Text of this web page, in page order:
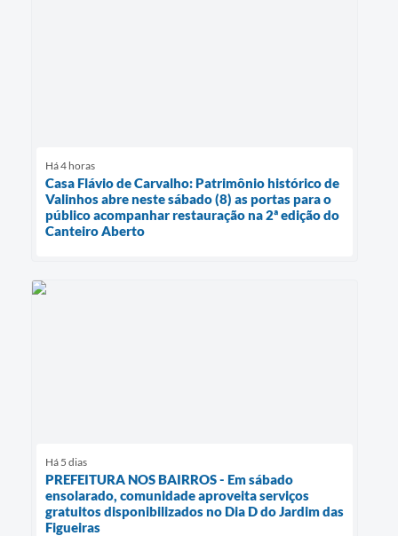
Há 4 horas
Casa Flávio de Carvalho: Patrimônio histórico de
Valinhos abre neste sábado (8) as portas para o
público acompanhar restauração na 2ª edição do
Canteiro Aberto
Há 5 dias
PREFEITURA NOS BAIRROS - Em sábado
ensolarado, comunidade aproveita serviços
gratuitos disponibilizados no Dia D do Jardim das
Figueiras